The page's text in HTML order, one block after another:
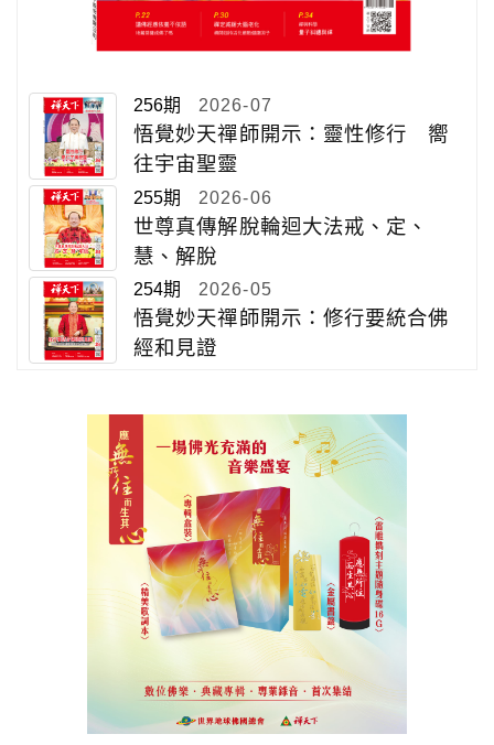
256期 2026-07
悟覺妙天禪師開示：靈性修行 嚮
往宇宙聖靈
255期 2026-06
世尊真傳解脫輪迴大法戒、定、
慧、解脫
254期 2026-05
悟覺妙天禪師開示：修行要統合佛
經和見證